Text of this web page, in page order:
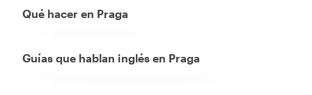
Qué hacer en Praga
Guías que hablan inglés en Praga